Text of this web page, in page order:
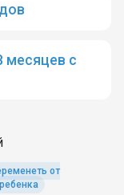
месяцев с
от